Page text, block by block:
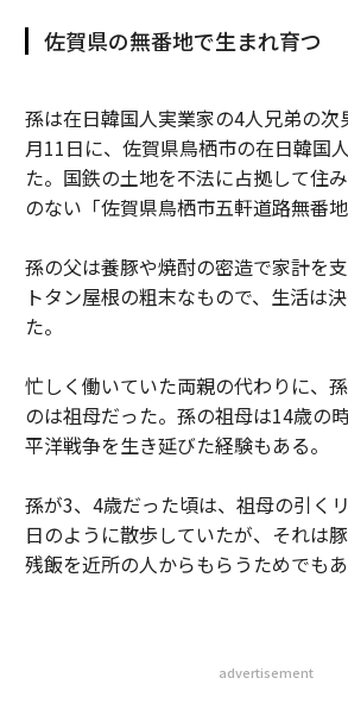
佐賀県の無番地で生まれ育つ
孫は在日韓国人実業家の4人兄弟の次
月11日に、佐賀県鳥栖市の在日韓国
た。国鉄の土地を不法に占拠して住
のない「佐賀県鳥栖市五軒道路無番地
孫の父は養豚や焼酎の密造で家計を
トタン屋根の粗末なもので、生活は
た。
忙しく働いていた両親の代わりに、
のは祖母だった。孫の祖母は14歳の
平洋戦争を生き延びた経験もある。
孫が3、4歳だった頃は、祖母の引く
日のように散歩していたが、それは
残飯を近所の人からもらうためでもあ
advertisement